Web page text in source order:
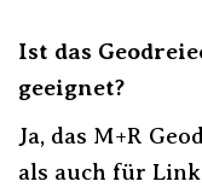
Ist das
geeignet?
Ja, das M+R
als auch für